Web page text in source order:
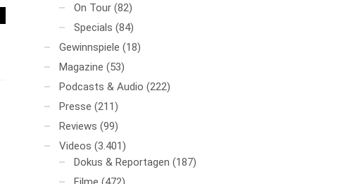
On Tour (82)
Specials (84)
Gewinnspiele (18)
Magazine (53)
Podcasts & Audio (222)
Presse (211)
Reviews (99)
Videos (3.401)
Dokus & Reportagen (187)